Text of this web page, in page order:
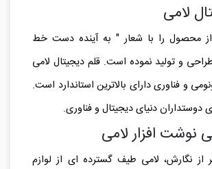
لامی
از محصول را با شعار " به آینده دست خط
و تولید نموده است. قلم دیجیتال لامی
و فناوری دارای بالاترین استاندارد است.
دوستداران دنیای دیجیتال و فناوری.
نوشت افزار لامی
از نگارش، لامی طیف گسترده ای از لوازم